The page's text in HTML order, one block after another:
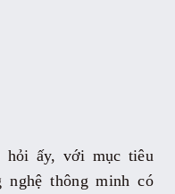
hỏi ấy, với mục tiêu
nghệ thông minh có